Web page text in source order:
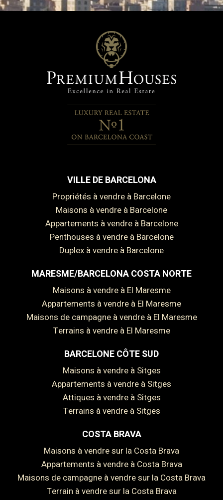
VILLE DE BARCELONA
Propriétés à vendre à Barcelone
Maisons à vendre à Barcelone
Appartements à vendre à Barcelone
Penthouses à vendre à Barcelone
Duplex à vendre à Barcelone
MARESME/BARCELONA COSTA NORTE
Maisons à vendre à El Maresme
Appartements à vendre à El Maresme
Maisons de campagne à vendre à El Maresme
Terrains à vendre à El Maresme
BARCELONE CÔTE SUD
Maisons à vendre à Sitges
Appartements à vendre à Sitges
Attiques à vendre à Sitges
Terrains à vendre à Sitges
COSTA BRAVA
Maisons à vendre sur la Costa Brava
Appartements à vendre à Costa Brava
Maisons de campagne à vendre sur la Costa Brava
Terrain à vendre sur la Costa Brava
Enregistrer les paramètres Tout accepter